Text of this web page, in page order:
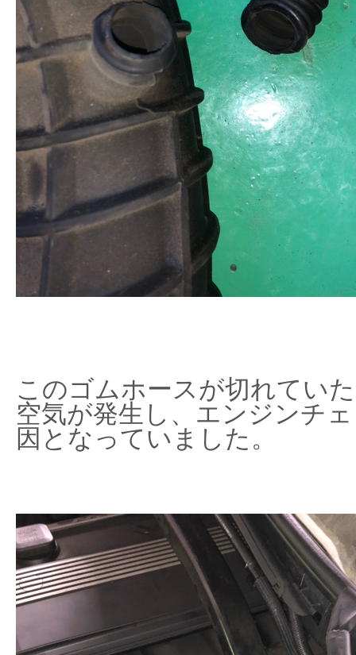
このゴムホースが切れてい
空気が発生し、エンジンチ
因となっていました。